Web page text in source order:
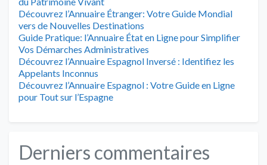
Découvrez l’Annuaire Étranger: Votre Guide Mondial
vers de Nouvelles Destinations
Guide Pratique: l’Annuaire État en Ligne pour Simplifier
Vos Démarches Administratives
Découvrez l’Annuaire Espagnol Inversé : Identifiez les
Appelants Inconnus
Découvrez l’Annuaire Espagnol : Votre Guide en Ligne
pour Tout sur l’Espagne
Derniers commentaires